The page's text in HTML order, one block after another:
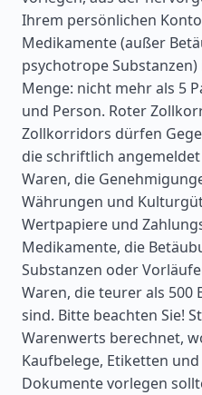
Ihrem persönlichen
Medikamente (außer
psychotrope
Menge: nicht mehr als 5
und Person. Roter
Zollkorridors dürfen
die schriftlich
Waren, die
Währungen und
Wertpapiere und
Medikamente, die
Substanzen oder
Waren, die teurer als 500
sind. Bitte beachten Sie!
Warenwerts berechnet,
Kaufbelege, Etiketten
Dokumente vorlegen